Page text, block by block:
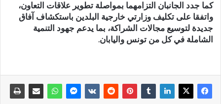
كما جدد الجانبان التزامهما بمواصلة تطوير علاقات التعاون،
واتفقا على تكليف وزارتي خارجية البلدين باستكشاف آفاق
جديدة لتوسيع مجالات الشراكة، بما يدعم جهود التنمية
الشاملة في كل من تونس واليابان.